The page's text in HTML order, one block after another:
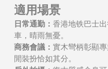
適用場景
日常通勤： 香港地铁巴士
車，晴雨無憂。
商務會議： 實木彎柄彰顯
閒裝扮恰如其分。